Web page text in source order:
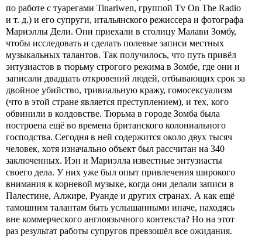
по работе с туарегами Tinariwen, группой Tv On The Radio
и т. д.) и его супруги, итальянского режиссера и фотографа
Мариэллы Дели. Они приехали в столицу Малави Зомбу,
чтобы исследовать и сделать полевые записи местных
музыкальных талантов. Так получилось, что путь привёл
энтузиастов в тюрьму строгого режима в Зомбе, где они и
записали двадцать откровений людей, отбывающих срок за
двойное убийство, тривиальную кражу, гомосексуализм
(что в этой стране является преступлением), и тех, кого
обвинили в колдовстве. Тюрьма в городе Зомба была
построена ещё во времена британского колониального
господства. Сегодня в ней содержится около двух тысяч
человек, хотя изначально объект был рассчитан на 340
заключенных. Иэн и Мариэлла известные энтузиасты
своего дела. У них уже был опыт привлечения широкого
внимания к корневой музыке, когда они делали записи в
Палестине, Алжире, Руанде и других странах. А как ещё
тамошним талантам быть услышанными иначе, находясь
вне коммерческого англоязычного контекста? Но на этот
раз результат работы супругов превзошёл все ожидания.